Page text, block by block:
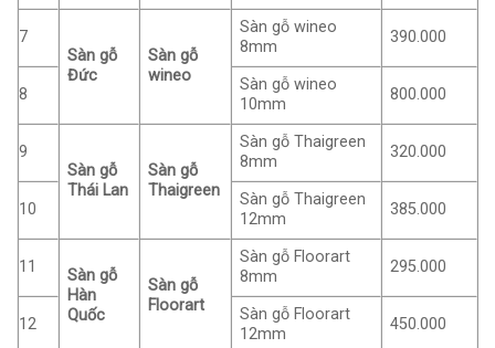
7
Sàn gỗ
Đức
Sàn gỗ
wineo
Sàn gỗ wineo
8mm
390.000
8
Sàn gỗ wineo
10mm
800.000
9
Sàn gỗ
Thái Lan
Sàn gỗ
Thaigreen
Sàn gỗ Thaigreen
8mm
320.000
10
Sàn gỗ Thaigreen
12mm
385.000
11
Sàn gỗ
Hàn
Quốc
Sàn gỗ
Floorart
Sàn gỗ Floorart
8mm
295.000
12
Sàn gỗ Floorart
12mm
450.000